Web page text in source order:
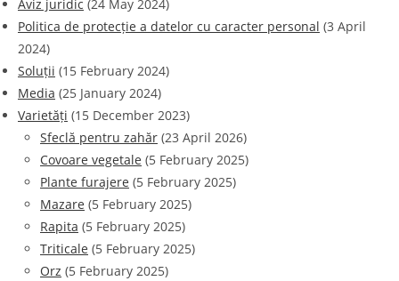
Aviz juridic (24 May 2024)
Politica de protecție a datelor cu caracter personal (3 April
2024)
Soluții (15 February 2024)
Media (25 January 2024)
Varietăți (15 December 2023)
Sfeclă pentru zahăr (23 April 2026)
Covoare vegetale (5 February 2025)
Plante furajere (5 February 2025)
Mazare (5 February 2025)
Rapita (5 February 2025)
Triticale (5 February 2025)
Orz (5 February 2025)